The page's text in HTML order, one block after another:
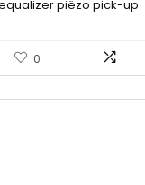
piëzo pick-up
0